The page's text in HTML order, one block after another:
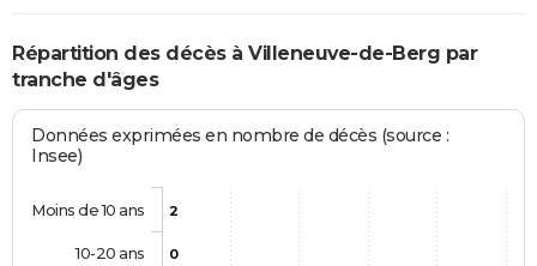
Répartition des décès à Villeneuve-de-Berg par
tranche d'âges
Données exprimées en nombre de décès (source :
Insee)
2
0
Moins de 10 ans
10-20 ans